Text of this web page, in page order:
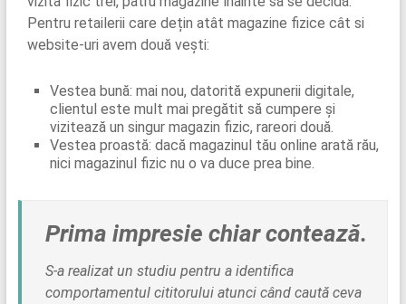
Pentru retailerii care dețin atât magazine fizice cât si
website-uri avem două vești:
Vestea bună: mai nou, datorită expunerii digitale,
clientul este mult mai pregătit să cumpere și
vizitează un singur magazin fizic, rareori două.
Vestea proastă: dacă magazinul tău online arată rău,
nici magazinul fizic nu o va duce prea bine.
Prima impresie chiar contează.
S-a realizat un studiu pentru a identifica
comportamentul cititorului atunci când caută ceva